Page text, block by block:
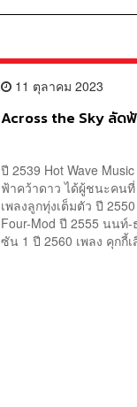
11 ตุลาคม 2023
Across the Sky ลัด
ปี 2539 Hot Wave
ฟ้าคว้าดาว ได้ผู้ชนะคน
เพลงลูกทุ่งเต็มตัว ปี
Four-Mod ปี 2555 นนท์
ซัน 1 ปี 2560 เพลง คุกกี้เ